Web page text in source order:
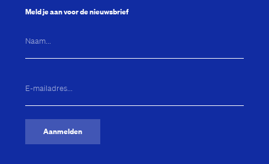
Meld je aan voor de nieuwsbrief
mailadres...
(Vereist)
Aanmelden